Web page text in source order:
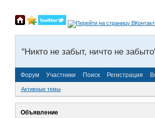
"Никто не забыт, ничто не
Форум Участники Поиск Регистрация
Активные темы
Объявление